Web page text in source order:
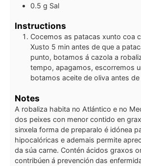
0.5 g Sal
Instructions
Cocemos as patacas xunto coa
Xusto 5 min antes de que a
punto, botamos á cazola a
tempo, apagamos, escorremos
botamos aceite de oliva antes de
Notes
A robaliza habita no Atlántico e no
dos peixes con menor contido en
sinxela forma de preparalo é idónea
hipocalóricas e ademais permite
da súa carne. Contén ácidos graxos
contribúen á prevención das